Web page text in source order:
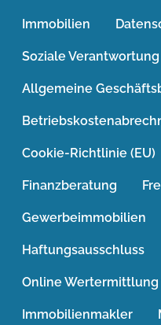
Immobilien
Soziale
Allgemeine
Cookie-Richtlinie (EU)
Finanzberatung
Gewerbeimmobilien
Haftungsausschluss
Online
Immobilienmakler